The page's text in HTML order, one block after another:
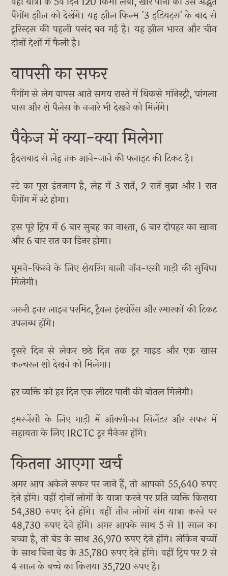
पैंगोंग झील को देखेंगे। यह झील फिल्म '3 इडियट्स' के बाद से
टूरिस्ट्स की पहली पसंद बन गई है। यह झील भारत और चीन
दोनों देशों में फैली है।
वापसी का सफर
पैंगोंग से लेग वापस आते समय रास्ते में थिकसे मॉनेस्ट्री, चांगला
पास और शे पैलेस के नजारे भी देखने को मिलेंगे।
पैकेज में क्या-क्या मिलेगा
हैदराबाद से लेह तक आने-जाने की फ्लाइट की टिकट है।
स्टे का पूरा इंतजाम है, लेह में 3 रातें, 2 रातें नुब्रा और 1 रात
पैंगोंग में स्टे होगा।
इस पूरे ट्रिप में 6 बार सुबह का नाश्ता, 6 बार दोपहर का खाना
और 6 बार रात का डिनर होगा।
घूमने-फिरने के लिए शेयरिंग वाली नॉन-एसी गाड़ी की सुविधा
मिलेगी।
जरूरी इनर लाइन परमिट, ट्रैवल इंश्योरेंस और स्मारकों की टिकट
उपलब्ध होंगे।
दूसरे दिन से लेकर छठे दिन तक टूर गाइड और एक खास
कल्चरल शो देखने को मिलेगा।
हर व्यक्ति को हर दिन एक लीटर पानी की बोतल मिलेगी।
इमरजेंसी के लिए गाड़ी में ऑक्सीजन सिलेंडर और सफर में
सहायता के लिए IRCTC टूर मैनेजर होंगे।
कितना आएगा खर्च
अगर आप अकेले सफर पर जाने हैं, तो आपको 55,640 रुपए
देने होंगे। वहीं दोनों लोगों के यात्रा करने पर प्रति व्यक्ति किराया
54,380 रुपए देने होंगे। वहीं तीन लोगों संग यात्रा करने पर
48,730 रुपए देने होंगे। अगर आपके साथ 5 से 11 साल का
बच्चा है, तो बेड के साथ 36,970 रुपए देने होंगे। लेकिन बच्चों
के साथ बिना बेड के 35,780 रुपए देने होंगे। वहीं ट्रिप पर 2 से
4 साल के बच्चे का किराया 35,720 रुपए है।